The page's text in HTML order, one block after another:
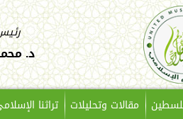
د.
مقالات وتحليلات تراثنا